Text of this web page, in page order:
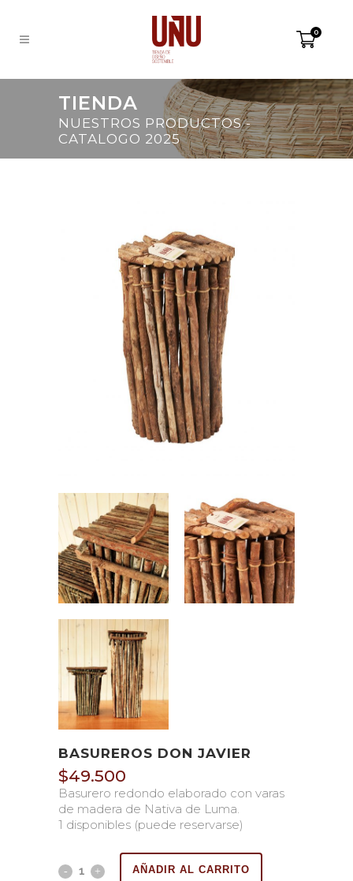
0
TIENDA
NUESTROS PRODUCTOS -
CATALOGO 2025
BASUREROS DON JAVIER
$49.500
Basurero redondo elaborado con varas
de madera de Nativa de Luma.
1 disponibles (puede reservarse)
AÑADIR AL CARRITO